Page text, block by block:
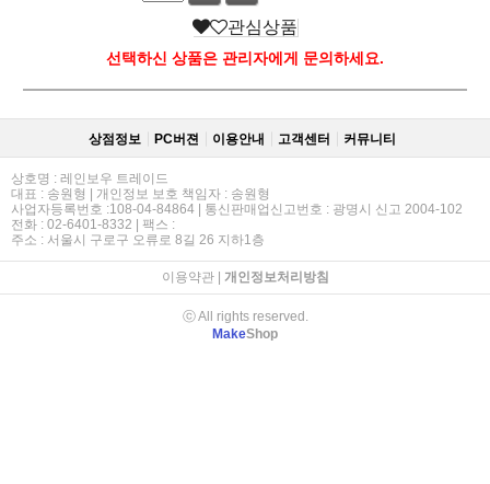
관심상품
선택하신 상품은 관리자에게 문의하세요.
상점정보 PC버젼 이용안내 고객센터 커뮤니티
상호명 : 레인보우 트레이드
대표 : 송원형 | 개인정보 보호 책임자 : 송원형
사업자등록번호 :108-04-84864 | 통신판매업신고번호 : 광명시 신고 2004-102
전화 : 02-6401-8332 | 팩스 :
주소 : 서울시 구로구 오류로 8길 26 지하1층
이용약관| 개인정보처리방침
ⓒ All rights reserved.
MakeShop